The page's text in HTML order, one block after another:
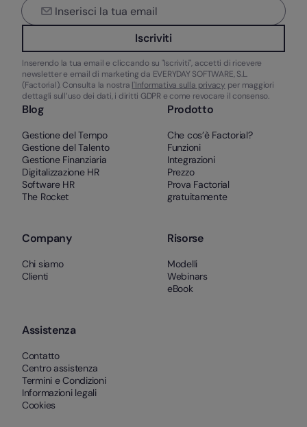
Iscriviti
Inserendo la tua email e cliccando su "Iscriviti", accetti di ricevere
newsletter e email di marketing da EVERYDAY SOFTWARE, S.L.
(Factorial). Consulta la nostra l'Informativa sulla privacy per maggiori
dettagli sull’uso dei dati, i diritti GDPR e come revocare il consenso.
Blog
Gestione del Tempo
Gestione del Talento
Gestione Finanziaria
Digitalizzazione HR
Software HR
The Rocket
Prodotto
Che cos’è Factorial?
Funzioni
Integrazioni
Prezzo
Prova Factorial
gratuitamente
Company
Chi siamo
Clienti
Risorse
Modelli
Webinars
eBook
Assistenza
Contatto
Centro assistenza
Termini e Condizioni
Informazioni legali
Cookies